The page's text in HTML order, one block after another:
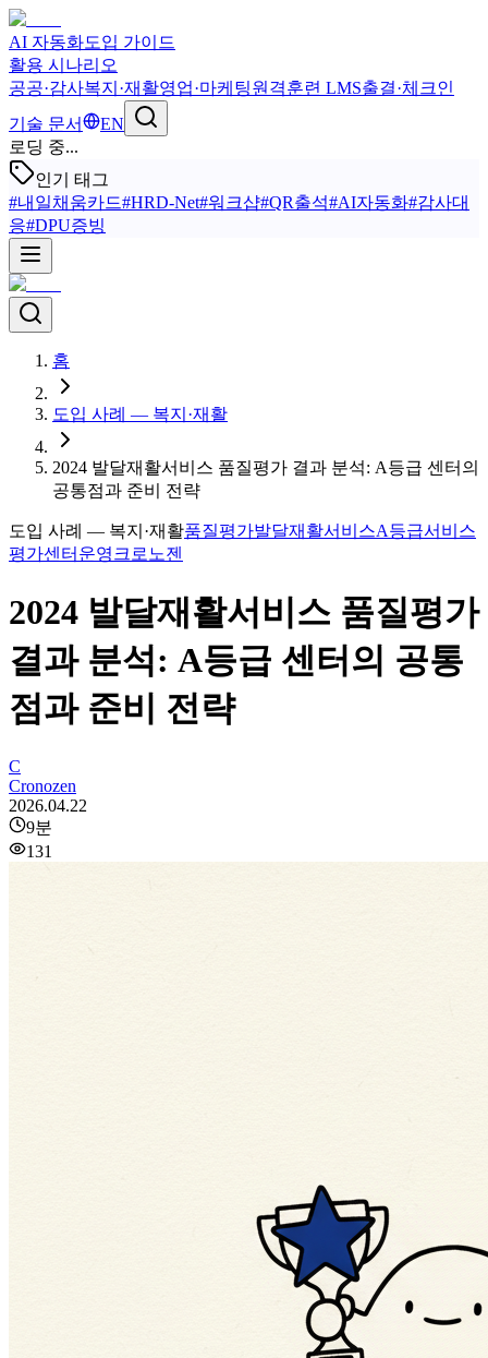
AI 자동화도입 가이드
활용 시나리오
공공·감사복지·재활영업·마케팅원격훈련 LMS출결·체크인
기술 문서
EN
로딩 중...
인기 태그
#내일채움카드#HRD-Net#워크샵#QR출석#AI자동화#감사대
응#DPU증빙
홈
도입 사례 — 복지·재활
2024 발달재활서비스 품질평가 결과 분석: A등급 센터의
공통점과 준비 전략
도입 사례 — 복지·재활품질평가발달재활서비스A등급서비스
평가센터운영 크로노젠
2024 발달재활서비스 품질평가
결과 분석: A등급 센터의 공통
점과 준비 전략
C
Cronozen
2026.04.22
9분
131